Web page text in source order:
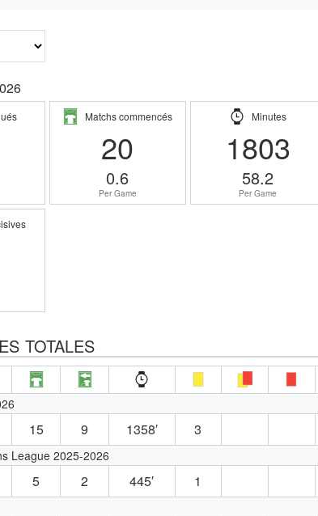
Matchs commencés
20
0.6
Per Game
Minutes
1803
58.2
Per Game
TOTALES
15 9 1358′ 3
League 2025-2026
5 2 445′ 1